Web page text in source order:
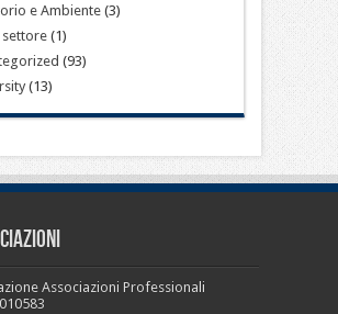
e Ambiente(3)
(1)
(93)
(13)
Associazioni Professionali